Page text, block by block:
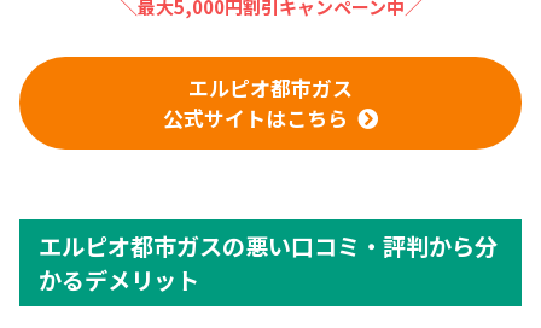
＼最大5,000円割引キャンペーン中／
エルピオ都市ガス
公式サイトはこちら
エルピオ都市ガスの悪い口コミ・評判から分
かるデメリット